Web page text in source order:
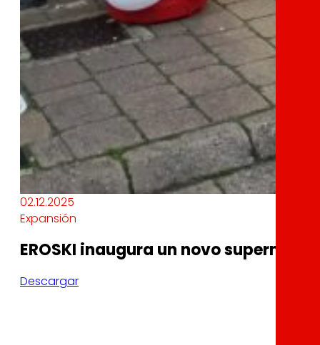
02.12.2025
Expansión
EROSKI inaugura un novo
Descargar